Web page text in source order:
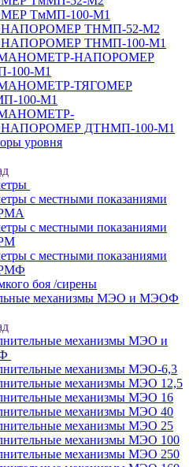
ТмМП-100-М1
ТНМП-52-М2
ТНМП-100-М1
НАПОРОМЕР
100-М1
ТЯГОМЕР
100-М1
ДТНМП-100-М1
уровня
с местными показаниями
с местными показаниями
с местными показаниями
боя /сирены
механизмы МЭО и МЭОФ
механизмы МЭО и
механизмы МЭО-6,3
механизмы МЭО 12,5
механизмы МЭО 16
механизмы МЭО 40
механизмы МЭО 25
механизмы МЭО 100
механизмы МЭО 250